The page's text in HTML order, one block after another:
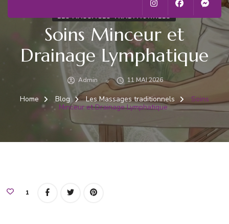
LES MASSAGES TRADITIONNELS
Soins Minceur et
Drainage Lymphatique
Admin 11 MAI 2026
Home Blog Les Massages traditionnels
Soins
Minceur et Drainage Lymphatique
1